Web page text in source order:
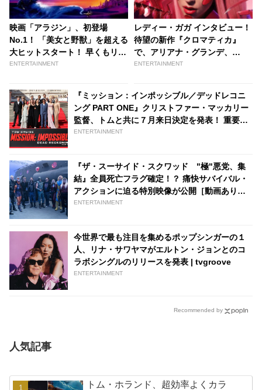
映画「アラジン」、初登場
No.1！ 「美女と野獣」を超える
大ヒットスタート！ 早くもリピ
ーター続出 | tvgroove
ENTERTAINMENT
レディー・ガガ インタビュー！
待望の新作『クロマティカ』
で、アリアナ・グランデ、
BLACKPINKとのコラボはどう
ENTERTAINMENT
『ミッション：インポッシブル／デッドレコニ
ング PART ONE』クリストファー・マッカリー
監督、トムと共に７月来日決定を発表！ 重要シ
ーンの撮影が行われたイタリア・ローマにてワ
ENTERTAINMENT
『ザ・スーサイド・スクワッド "極"悪党、集
結』全員死亡フラグ確定！？ 痛快サバイバル・
アクションに迫る特別映像が公開［動画あり］ |
tvgroove
ENTERTAINMENT
今世界で最も注目を集めるポップシンガーの１
人、リナ・サワヤマがエルトン・ジョンとのコ
ラボシングルのリリースを発表 | tvgroove
ENTERTAINMENT
Recommended by
人気記事
トム・ホランド、超効率よくカラ